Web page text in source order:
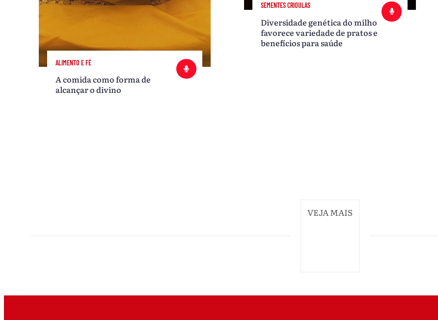
ALIMENTO E FÉ
A comida como forma de
alcançar o divino
SEMENTES CRIOULAS
Diversidade genética do milho
favorece variedade de pratos e
benefícios para saúde
VEJA MAIS